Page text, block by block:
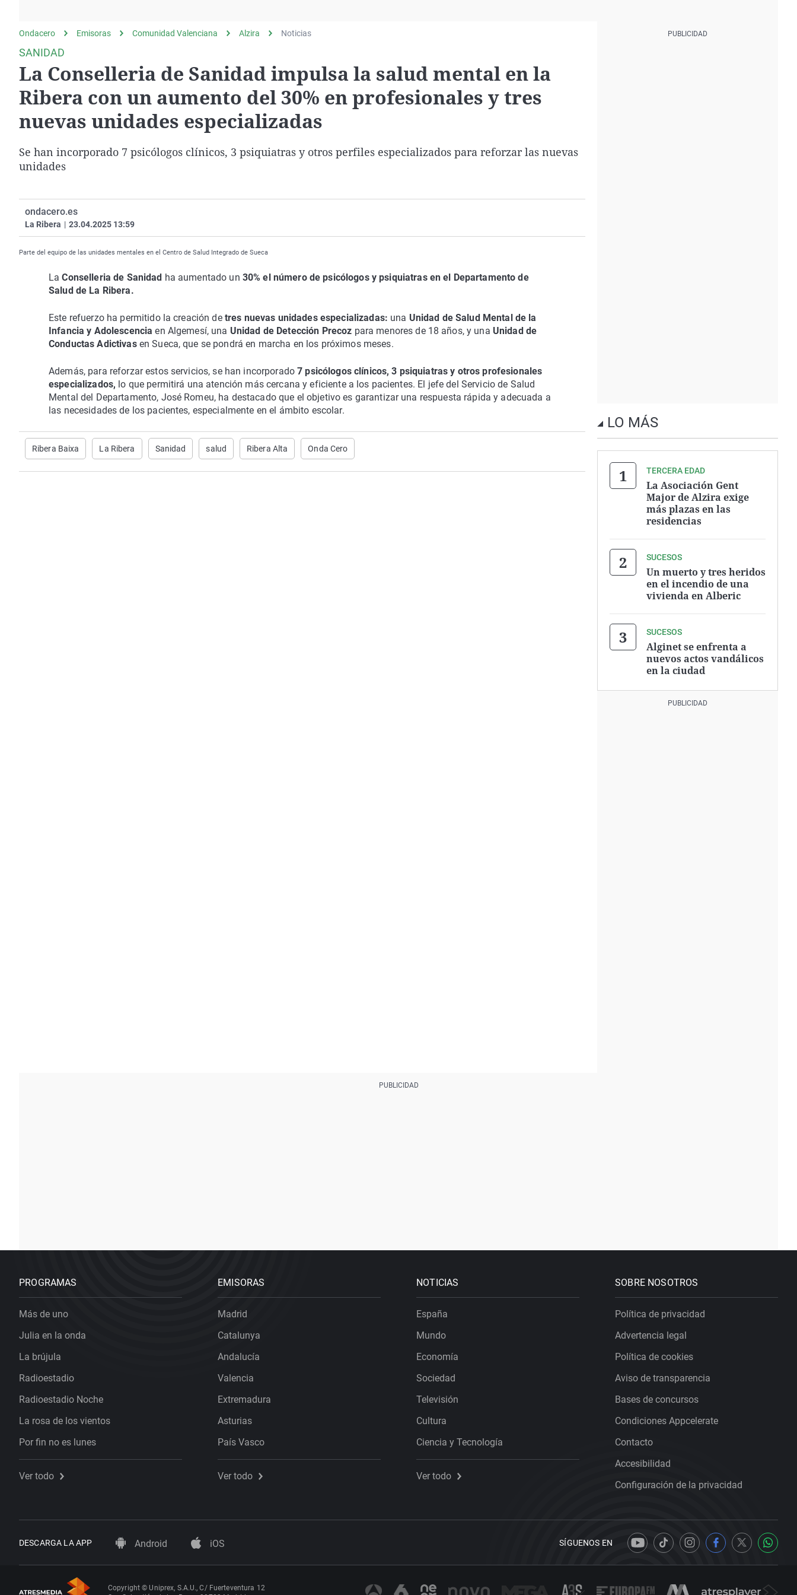
Operación Viuda
Negra
Navarra
Ondacero Emisoras Comunidad Valenciana Alzira Noticias
SANIDAD
La Conselleria de Sanidad impulsa la salud mental en la
Ribera con un aumento del 30% en profesionales y tres
nuevas unidades especializadas
Se han incorporado 7 psicólogos clínicos, 3 psiquiatras y otros perfiles especializados para reforzar las nuevas
unidades
ondacero.es
La Ribera | 23.04.2025 13:59
Parte del equipo de las unidades mentales en el Centro de Salud Integrado de Sueca
LaConselleria de Sanidad ha aumentado un 30% el número de psicólogos y psiquiatras en el Departamento de
Salud de La Ribera.
Este refuerzo ha permitido la creación de tres nuevas unidades especializadas: una Unidad de Salud Mental de la
Infancia y Adolescenciaen Algemesí, una Unidad de Detección Precoz para menores de 18 años, y una Unidad de
Conductas Adictivasen Sueca, que se pondrá en marcha en los próximos meses.
Además, para reforzar estos servicios, se han incorporado7 psicólogos clínicos, 3 psiquiatras y otros profesionales
especializados, lo que permitirá una atención más cercana y eficiente a los pacientes. El jefe del Servicio de Salud
Mental del Departamento, José Romeu, ha destacado que el objetivo es garantizar una respuesta rápida y adecuada a
las necesidades de los pacientes, especialmente en el ámbito escolar.
Ribera Baixa La Ribera Sanidad salud Ribera Alta Onda Cero
LO MÁS
TERCERA EDAD
La Asociación Gent
Major de Alzira exige
más plazas en las
residencias
SUCESOS
Un muerto y tres heridos
en el incendio de una
vivienda en Alberic
SUCESOS
Alginet se enfrenta a
nuevos actos vandálicos
en la ciudad
PROGRAMAS
Más de uno
Julia en la onda
La brújula
Radioestadio
Radioestadio Noche
La rosa de los vientos
Por fin no es lunes
Ver todo
EMISORAS
Madrid
Catalunya
Andalucía
Valencia
Extremadura
Asturias
País Vasco
Ver todo
NOTICIAS
España
Mundo
Economía
Sociedad
Televisión
Cultura
Ciencia y Tecnología
Ver todo
SOBRE NOSOTROS
Política de privacidad
Advertencia legal
Política de cookies
Aviso de transparencia
Bases de concursos
Condiciones Appcelerate
Contacto
Accesibilidad
Configuración de la privacidad
DESCARGA LA APP Android iOS SÍGUENOS EN
Copyright © Uniprex, S.A.U., C/ Fuerteventura 12